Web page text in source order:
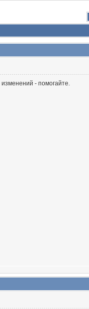
изменений - помогайте.